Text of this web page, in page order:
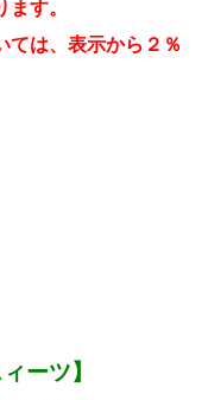
す。
ては、表示から２％
ーツ】